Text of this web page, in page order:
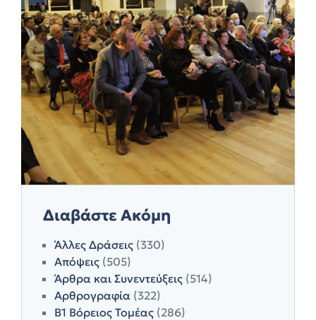
Διαβάστε Ακόμη
Άλλες Δράσεις (330)
Απόψεις (505)
Άρθρα και Συνεντεύξεις (514)
Αρθρογραφία (322)
Β1 Βόρειος Τομέας (286)